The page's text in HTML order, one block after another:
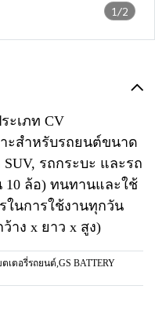
1/2
ะเภท CV
าะสำหรับรถยนต์ขนาด
รถกระบะ และรถ
10 ล้อ) ทนทานและใช้
ในการใช้งานทุกวัน
ว้าง x ยาว x สูง)
เตอรี่รถยนต์,GS BATTERY